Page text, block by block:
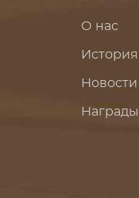
О нас
История
Новости
Награды